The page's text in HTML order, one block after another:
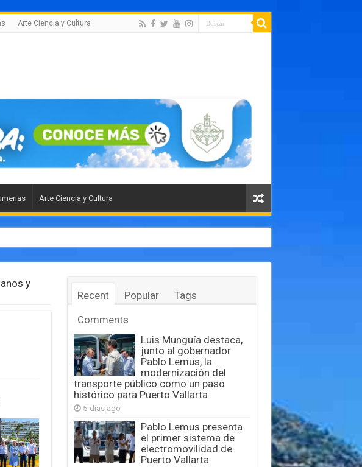
Arte Ciencia y Cultura
Arte Ciencia y Cultura
y
Recent Popular
Tags
Comments
Luis Munguía destaca,
junto al gobernador
Pablo Lemus, la
modernización del
transporte público como un paso
histórico para Puerto Vallarta
5 días ago
Pablo Lemus presenta
el primer sistema de
electromovilidad de
Puerto Vallarta